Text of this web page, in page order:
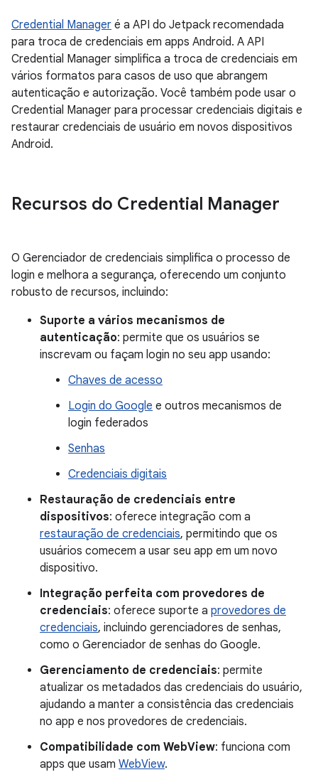
Credential Manager é a API do Jetpack recomendada
para troca de credenciais em apps Android. A API
Credential Manager simplifica a troca de credenciais em
vários formatos para casos de uso que abrangem
autenticação e autorização. Você também pode usar o
Credential Manager para processar credenciais digitais e
restaurar credenciais de usuário em novos dispositivos
Android.
Recursos do Credential Manager
O Gerenciador de credenciais simplifica o processo de
login e melhora a segurança, oferecendo um conjunto
robusto de recursos, incluindo:
Suporte a vários mecanismos de
autenticação: permite que os usuários se
inscrevam ou façam login no seu app usando:
Chaves de acesso
Login do Google e outros mecanismos de
login federados
Senhas
Credenciais digitais
Restauração de credenciais entre
dispositivos: oferece integração com a
restauração de credenciais, permitindo que os
usuários comecem a usar seu app em um novo
dispositivo.
Integração perfeita com provedores de
credenciais: oferece suporte a provedores de
credenciais, incluindo gerenciadores de senhas,
como o Gerenciador de senhas do Google.
Gerenciamento de credenciais: permite
atualizar os metadados das credenciais do usuário,
ajudando a manter a consistência das credenciais
no app e nos provedores de credenciais.
Compatibilidade com WebView: funciona com
apps que usam WebView.